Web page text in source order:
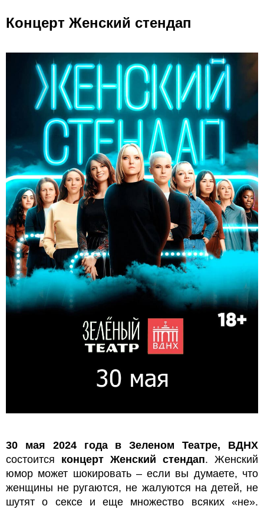
Концерт Женский стендап
30 мая 2024 года в Зеленом Театре, ВДНХ
состоится концерт Женский стендап. Женский
юмор может шокировать – если вы думаете, что
женщины не ругаются, не жалуются на детей, не
шутят о сексе и еще множество всяких «не».